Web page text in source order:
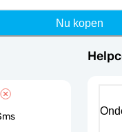
Nu kopen